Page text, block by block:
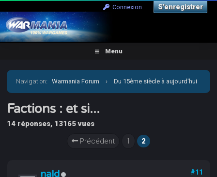
Connexion S’enregistrer
Menu
Navigation:Warmania Forum › Du 15ème siècle à aujourd'hui
› Moderne - Imaginaire
Factions : et si...
14 réponses, 13165 vues
Précédent
1 2
nald #11